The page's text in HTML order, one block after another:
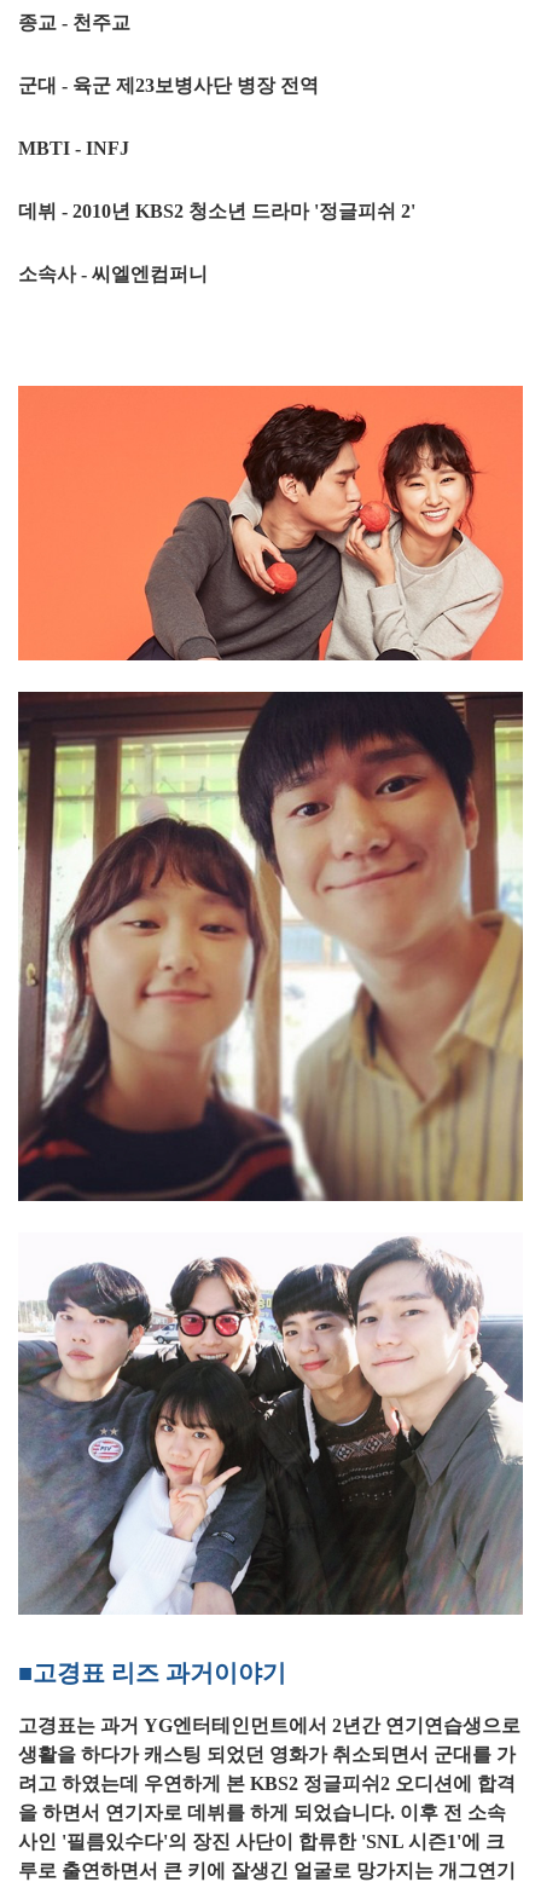
종교 - 천주교
군대 - 육군 제23보병사단 병장 전역
MBTI - INFJ
데뷔 - 2010년 KBS2 청소년 드라마 '정글피쉬 2'
소속사 - 씨엘엔컴퍼니
■고경표 리즈 과거이야기
고경표는 과거 YG엔터테인먼트에서 2년간 연기연습생으로
생활을 하다가 캐스팅 되었던 영화가 취소되면서 군대를 가
려고 하였는데 우연하게 본 KBS2 정글피쉬2 오디션에 합격
을 하면서 연기자로 데뷔를 하게 되었습니다. 이후 전 소속
사인 '필름있수다'의 장진 사단이 합류한 'SNL 시즌1'에 크
루로 출연하면서 큰 키에 잘생긴 얼굴로 망가지는 개그연기